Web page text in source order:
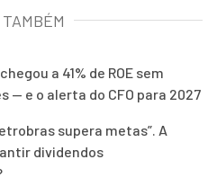
a 41% de ROE sem
— e o alerta do CFO para 2027
supera metas”. A
dividendos